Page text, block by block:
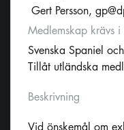
Gert Persson,
Medlemskap krävs
Svenska Spaniel
Tillåt utländska
Beskrivning